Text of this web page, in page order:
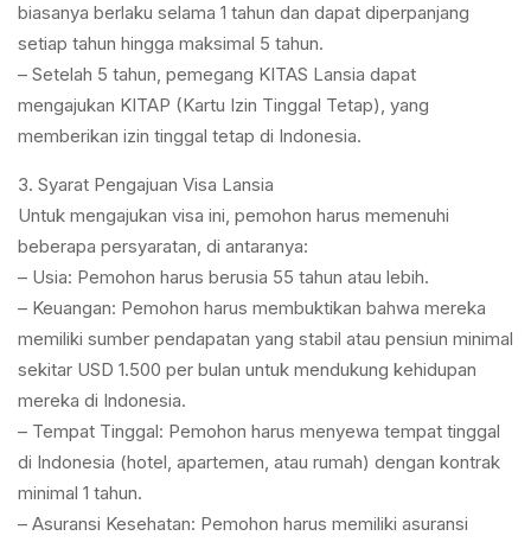
biasanya berlaku selama 1 tahun dan dapat diperpanjang
setiap tahun hingga maksimal 5 tahun.
– Setelah 5 tahun, pemegang KITAS Lansia dapat
mengajukan KITAP (Kartu Izin Tinggal Tetap), yang
memberikan izin tinggal tetap di Indonesia.
3. Syarat Pengajuan Visa Lansia
Untuk mengajukan visa ini, pemohon harus memenuhi
beberapa persyaratan, di antaranya:
– Usia: Pemohon harus berusia 55 tahun atau lebih.
– Keuangan: Pemohon harus membuktikan bahwa mereka
memiliki sumber pendapatan yang stabil atau pensiun minimal
sekitar USD 1.500 per bulan untuk mendukung kehidupan
mereka di Indonesia.
– Tempat Tinggal: Pemohon harus menyewa tempat tinggal
di Indonesia (hotel, apartemen, atau rumah) dengan kontrak
minimal 1 tahun.
– Asuransi Kesehatan: Pemohon harus memiliki asuransi